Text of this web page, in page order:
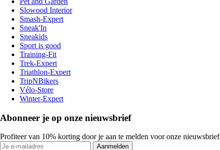
Slowood Interior
Smash-Expert
Sneak'In
Sneakids
Sport is good
Training-Fit
Trek-Expert
Triathlon-Expert
TripNBikers
Vélo-Store
Winter-Expert
Abonneer je op onze nieuwsbrief
Profiteer van 10% korting door je aan te melden voor onze nieuwsbrief
Aanmelden